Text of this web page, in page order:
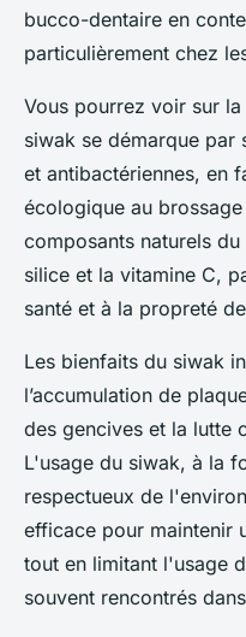
bucco-dentaire en
particulièrement chez
Vous pourrez voir sur la
siwak se démarque par
et antibactériennes, en
écologique au
composants naturels
silice et la vitamine C,
santé et à la propreté
Les bienfaits du siwak
l’accumulation de
des gencives et la lutte
L'usage du siwak, à la
respectueux de
efficace pour maintenir
tout en limitant l'usage
souvent rencontrés